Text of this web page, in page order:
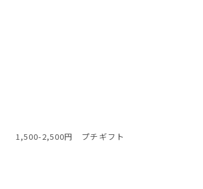
1,500-2,500円 プチギフト